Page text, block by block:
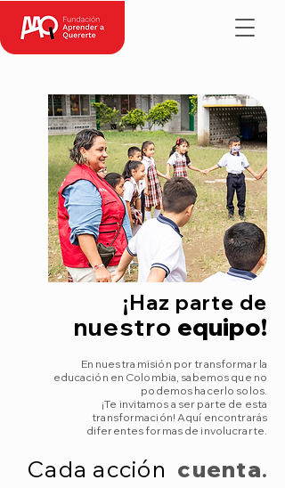
¡Haz parte de
nuestro equipo!
En nuestra misión por transformar la
educación en Colombia, sabemos que no
podemos hacerlo solos.
¡Te invitamos a ser parte de esta
transformación! Aquí encontrarás
diferentes formas de involucrarte.
Cada acción cuenta.